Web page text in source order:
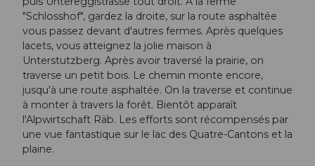
"Schlosshof", gardez la droite, sur la route asphaltée
vous passez devant d'autres fermes. Après quelques
lacets, vous atteignez la jolie maison à
Unterstutzberg. Après avoir traversé la prairie, on
traverse un petit bois. Le chemin monte encore,
jusqu'à une route asphaltée. On la traverse et continue
à monter à travers la forêt. Bientôt apparaît
l'Alpwirtschaft Räb. Les efforts sont récompensés par
une vue fantastique sur le lac des Quatre-Cantons et la
plaine.